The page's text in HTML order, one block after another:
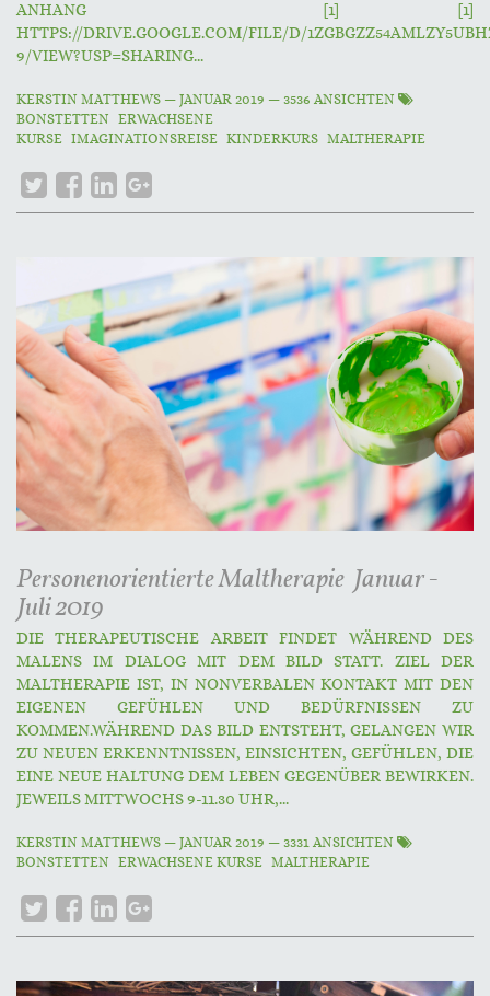
ANHANG [1] [1]
HTTPS://DRIVE.GOOGLE.COM/FILE/D/
9/VIEW?USP=SHARING...
KERSTIN MATTHEWS — JANUAR 2019 — 3536 ANSICHTEN
BONSTETTEN ERWACHSENE
KURSE IMAGINATIONSREISE KINDERKURS MALTHERAPIE
Personenorientierte Maltherapie Januar -
Juli 2019
DIE THERAPEUTISCHE ARBEIT FINDET WÄHREND DES
MALENS IM DIALOG MIT DEM BILD STATT. ZIEL DER
MALTHERAPIE IST, IN NONVERBALEN KONTAKT MIT DEN
EIGENEN GEFÜHLEN UND BEDÜRFNISSEN ZU
KOMMEN.WÄHREND DAS BILD ENTSTEHT, GELANGEN WIR
ZU NEUEN ERKENNTNISSEN, EINSICHTEN, GEFÜHLEN, DIE
EINE NEUE HALTUNG DEM LEBEN GEGENÜBER BEWIRKEN.
JEWEILS MITTWOCHS 9-11.30 UHR,...
KERSTIN MATTHEWS — JANUAR 2019 — 3331 ANSICHTEN
BONSTETTEN ERWACHSENE KURSE MALTHERAPIE